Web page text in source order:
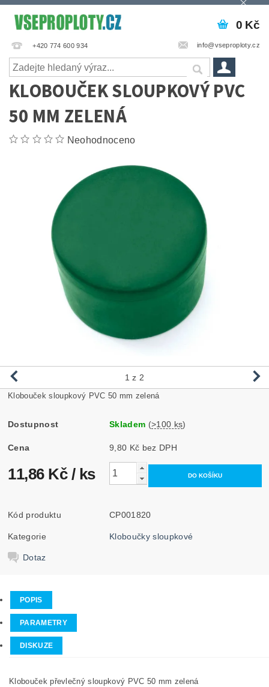
+420 774 600 934 info@vseproploty.cz
0 Kč
KLOBOUČEK SLOUPKOVÝ PVC
50 MM ZELENÁ
Neohodnoceno
1 z 2
Klobouček sloupkový PVC 50 mm zelená
Dostupnost Skladem (>100 ks)
Cena 9,80 Kč bez DPH
11,86 Kč / ks
Kód produktu CP001820
Kategorie Kloboučky sloupkové
Dotaz
POPIS
PARAMETRY
DISKUZE
Klobouček převlečný sloupkový PVC 50 mm zelená